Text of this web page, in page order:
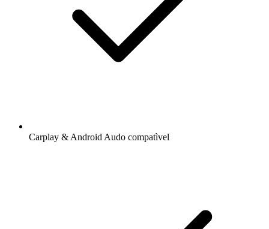
Carplay & Android Audo compatìvel